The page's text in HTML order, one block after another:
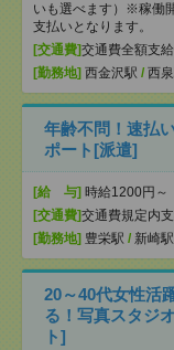
いも選べます）※稼働
支払いとなります。
[交通費]交通費全額支
[勤務地] 西金沢駅 / 西
年齢不問！速払
ポート[派遣]
[給 与] 時給1200円～
[交通費]交通費規定内
[勤務地] 豊栄駅 / 新崎駅
20～40代女性活
る！写真スタジ
ト]